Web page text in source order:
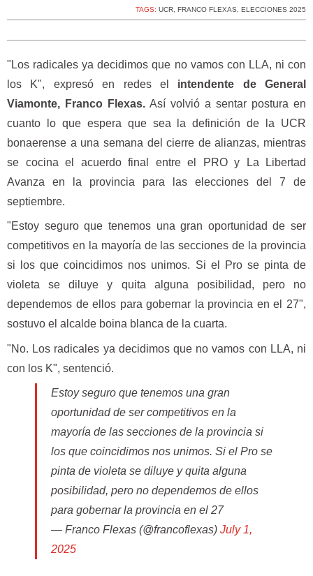
TAGS: UCR, FRANCO FLEXAS, ELECCIONES 2025
"Los radicales ya decidimos que no vamos con LLA, ni con
los K", expresó en redes el intendente de General
Viamonte, Franco Flexas. Así volvió a sentar postura en
cuanto lo que espera que sea la definición de la UCR
bonaerense a una semana del cierre de alianzas, mientras
se cocina el acuerdo final entre el PRO y La Libertad
Avanza en la provincia para las elecciones del 7 de
septiembre.
"Estoy seguro que tenemos una gran oportunidad de ser
competitivos en la mayoría de las secciones de la provincia
si los que coincidimos nos unimos. Si el Pro se pinta de
violeta se diluye y quita alguna posibilidad, pero no
dependemos de ellos para gobernar la provincia en el 27",
sostuvo el alcalde boina blanca de la cuarta.
"No. Los radicales ya decidimos que no vamos con LLA, ni
con los K", sentenció.
Estoy seguro que tenemos una gran
oportunidad de ser competitivos en la
mayoría de las secciones de la provincia si
los que coincidimos nos unimos. Si el Pro se
pinta de violeta se diluye y quita alguna
posibilidad, pero no dependemos de ellos
para gobernar la provincia en el 27
— Franco Flexas (@francoflexas) July 1,
2025